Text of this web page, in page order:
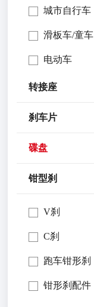
城市自行车
滑板车/童车
电动车
转接座
刹车片
碟盘
钳型刹
V刹
C刹
跑车钳形刹
钳形刹配件